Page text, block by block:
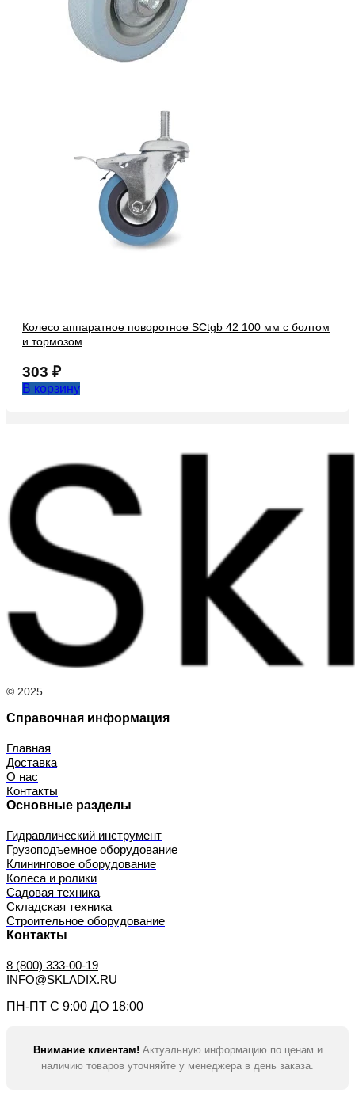
Колесо аппаратное поворотное SCtgb 42 100 мм с болтом
и тормозом
303 ₽
В корзину
© 2025
Справочная информация
Главная
Доставка
О нас
Контакты
Основные разделы
Гидравлический инструмент
Грузоподъемное оборудование
Клининговое оборудование
Колеса и ролики
Садовая техника
Складская техника
Строительное оборудование
Контакты
8 (800) 333-00-19
INFO@SKLADIX.RU
ПН-ПТ С 9:00 ДО 18:00
Внимание клиентам! Актуальную информацию по ценам и
наличию товаров уточняйте у менеджера в день заказа.